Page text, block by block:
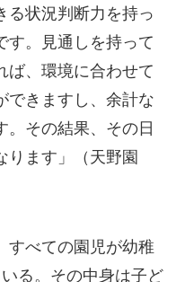
る状況判断力を持っ
す。見通しを持って
ば、環境に合わせて
できますし、余計な
。その結果、その日
ります」（天野園
すべての園児が幼稚
る。その中身は子ど